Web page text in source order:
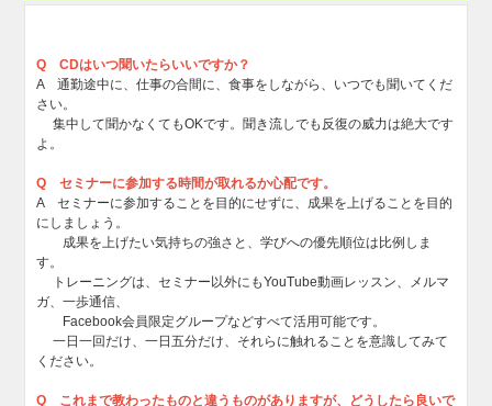
Q CDはいつ聞いたらいいですか？
A 通勤途中に、仕事の合間に、食事をしながら、いつでも聞いてくだ
さい。
集中して聞かなくてもOKです。聞き流しでも反復の威力は絶大です
よ。
Q セミナーに参加する時間が取れるか心配です。
A セミナーに参加することを目的にせずに、成果を上げることを目的
にしましょう。
成果を上げたい気持ちの強さと、学びへの優先順位は比例しま
す。
トレーニングは、セミナー以外にもYouTube動画レッスン、メルマ
ガ、一歩通信、
Facebook会員限定グループなどすべて活用可能です。
一日一回だけ、一日五分だけ、それらに触れることを意識してみて
ください。
Q これまで教わったものと違うものがありますが、どうしたら良いで